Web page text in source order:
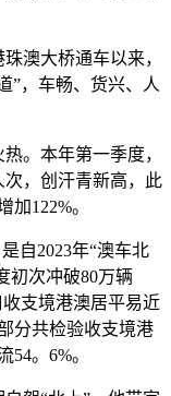
澳大桥通车以来，
”，车畅、货兴、人
。本年第一季度，
，创汗青新高，此
122%。
自2023年“澳车北
初次冲破80万辆
支境港澳居平易近
分共检验收支境港
。6%。